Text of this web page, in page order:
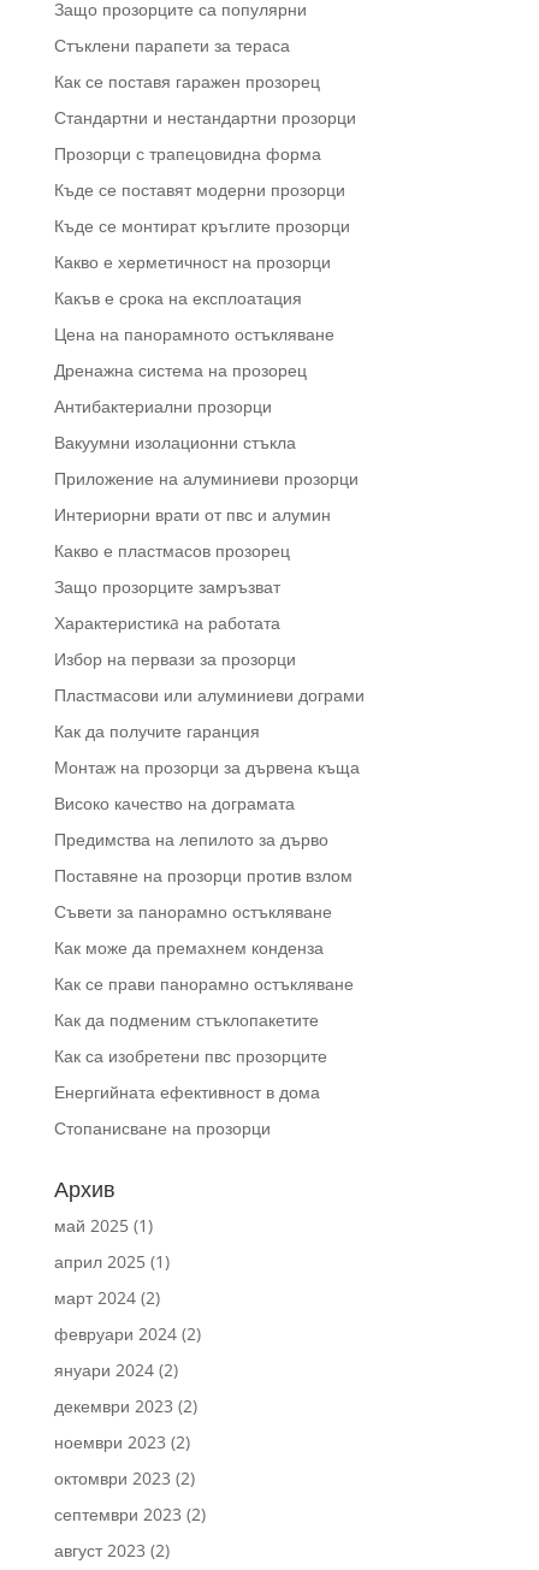
Защо прозорците са популярни
Стъклени парапети за тераса
Как се поставя гаражен прозорец
Стандартни и нестандартни прозорци
Прозорци с трапецовидна форма
Къде се поставят модерни прозорци
Къде се монтират кръглите прозорци
Какво е херметичност на прозорци
Какъв е срока на експлоатация
Цена на панорамното остъкляване
Дренажна система на прозорец
Антибактериални прозорци
Вакуумни изолационни стъкла
Приложение на алуминиеви прозорци
Интериорни врати от пвс и алумин
Какво е пластмасов прозорец
Защо прозорците замръзват
Характеристикa на работата
Избор на первази за прозорци
Пластмасови или алуминиеви дограми
Как да получите гаранция
Монтаж на прозорци за дървена къща
Високо качество на дограмата
Предимства на лепилото за дърво
Поставяне на прозорци против взлом
Съвети за панорамно остъкляване
Как може да премахнем конденза
Как се прави панорамно остъкляване
Как да подменим стъклопакетите
Как са изобретени пвс прозорците
Енергийната ефективност в дома
Стопанисване на прозорци
Архив
май 2025(1)
април 2025(1)
март 2024(2)
февруари 2024(2)
януари 2024(2)
декември 2023 (2)
ноември 2023 (2)
октомври 2023 (2)
септември 2023 (2)
август 2023 (2)